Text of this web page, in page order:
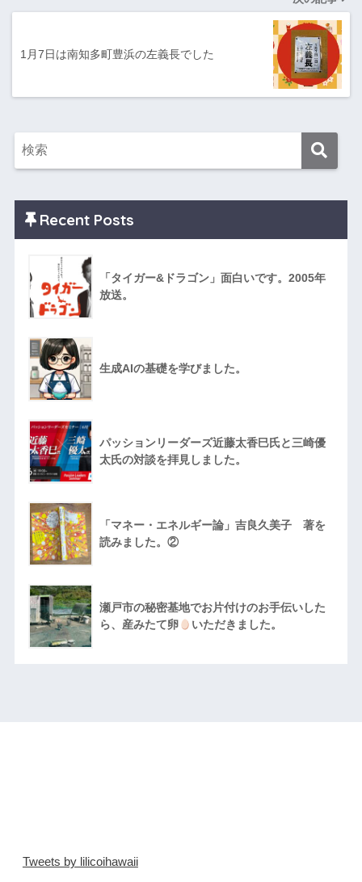
1月7日は南知多町豊浜の左義長でした
Recent Posts
「タイガー&ドラゴン」面白いです。2005年
放送。
生成AIの基礎を学びました。
パッションリーダーズ近藤太香巳氏と三崎優
太氏の対談を拝見しました。
「マネー・エネルギー論」吉良久美子 著を
読みました。②
瀬戸市の秘密基地でお片付けのお手伝いした
ら、産みたて卵
いただきました。
Tweets by lilicoihawaii